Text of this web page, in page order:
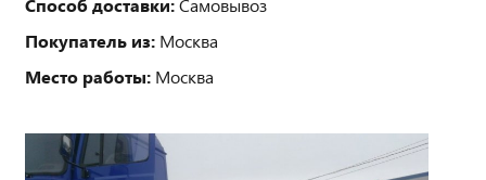
Способ доставки:Самовывоз
Покупатель из: Москва
Место работы: Москва